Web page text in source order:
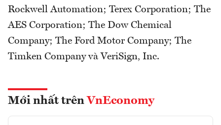
Rockwell Automation; Terex Corporation; The
AES Corporation; The Dow Chemical
Company; The Ford Motor Company; The
Timken Company và VeriSign, Inc.
Mới nhất trên VnEconomy